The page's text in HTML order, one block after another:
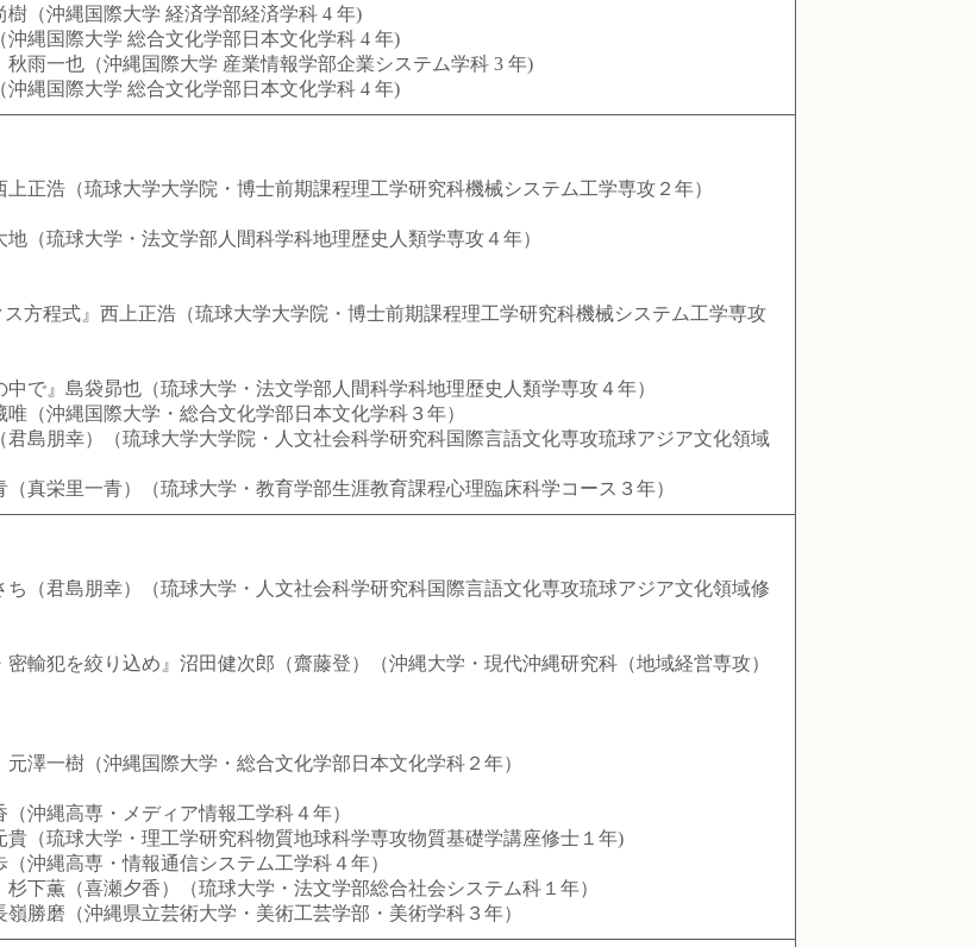
（沖縄国際大学 経済学部経済学科 4 年)
縄国際大学 総合文化学部日本文化学科 4 年)
雨一也（沖縄国際大学 産業情報学部企業システム学科 3 年)
縄国際大学 総合文化学部日本文化学科 4 年)
正浩（琉球大学大学院・博士前期課程理工学研究科機械システム工学専攻２年）
（琉球大学・法文学部人間科学科地理歴史人類学専攻４年）
方程式』西上正浩（琉球大学大学院・博士前期課程理工学研究科機械システム工学専攻
で』島袋昴也（琉球大学・法文学部人間科学科地理歴史人類学専攻４年）
（沖縄国際大学・総合文化学部日本文化学科３年）
島朋幸）（琉球大学大学院・人文社会科学研究科国際言語文化専攻琉球アジア文化領域
真栄里一青）（琉球大学・教育学部生涯教育課程心理臨床科学コース３年）
（君島朋幸）（琉球大学・人文社会科学研究科国際言語文化専攻琉球アジア文化領域修
輸犯を絞り込め』沼田健次郎（齋藤登）（沖縄大学・現代沖縄研究科（地域経営専攻）
澤一樹（沖縄国際大学・総合文化学部日本文化学科２年）
沖縄高専・メディア情報工学科４年）
（琉球大学・理工学研究科物質地球科学専攻物質基礎学講座修士１年)
沖縄高専・情報通信システム工学科４年）
下薫（喜瀬夕香）（琉球大学・法文学部総合社会システム科１年）
勝磨（沖縄県立芸術大学・美術工芸学部・美術学科３年）